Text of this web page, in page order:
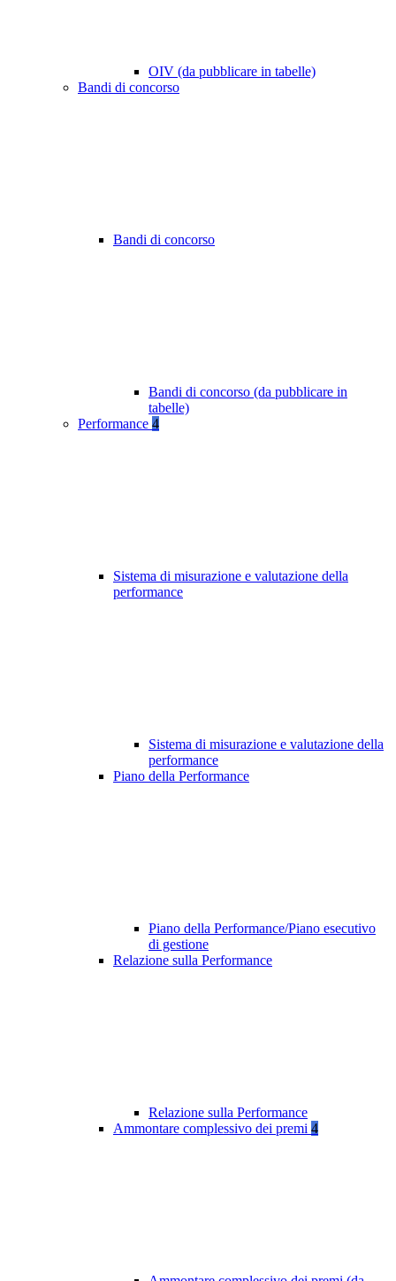
OIV (da pubblicare in tabelle)
Bandi di concorso
Bandi di concorso
Bandi di concorso (da pubblicare in
tabelle)
Performance 4
Sistema di misurazione e valutazione della
performance
Sistema di misurazione e valutazione della
performance
Piano della Performance
Piano della Performance/Piano esecutivo
di gestione
Relazione sulla Performance
Relazione sulla Performance
Ammontare complessivo dei premi 4